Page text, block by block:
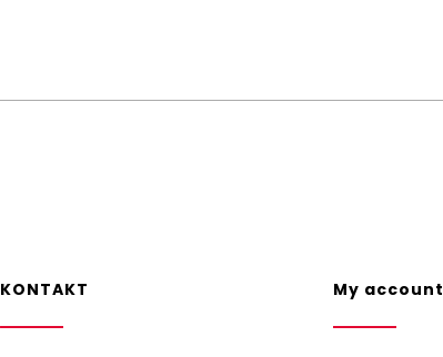
KONTAKT My account